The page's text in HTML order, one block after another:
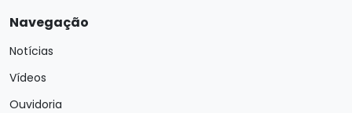
Navegação
Notícias
Vídeos
Ouvidoria